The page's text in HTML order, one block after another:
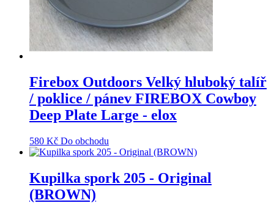
Firebox Outdoors Velký hluboký talíř
/ poklice / pánev FIREBOX Cowboy
Deep Plate Large - elox
580 Kč Do obchodu
Kupilka spork 205 - Original
(BROWN)